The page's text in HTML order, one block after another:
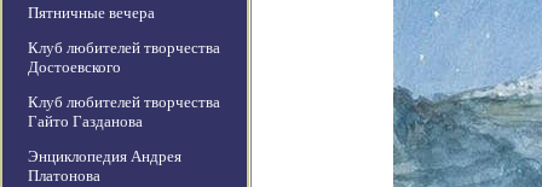
Пятничные вечера
Клуб любителей творчества
Достоевского
Клуб любителей творчества
Гайто Газданова
Энциклопедия Андрея
Платонова